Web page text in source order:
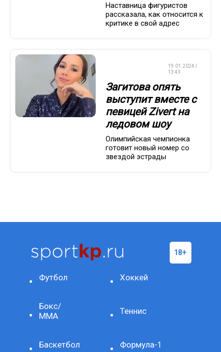
Наставница фигуристов
рассказала, как относится к
критике в свой адрес
19.01.2024 /
13:43
Загитова опять
выступит вместе с
певицей Zivert на
ледовом шоу
Олимпийская чемпионка
готовит новый номер со
звездой эстрады
Футбол Хоккей
Бокс/
ММА
Теннис
Баскетбол Формула-1